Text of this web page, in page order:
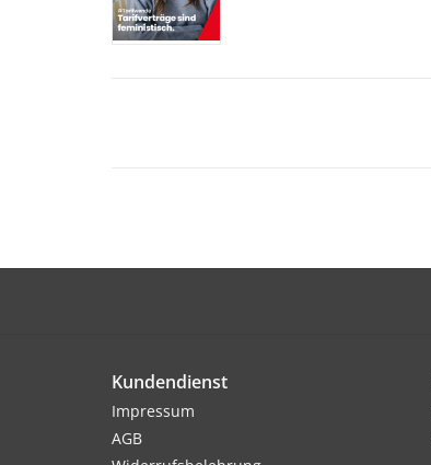
Kundendienst
Impressum
AGB